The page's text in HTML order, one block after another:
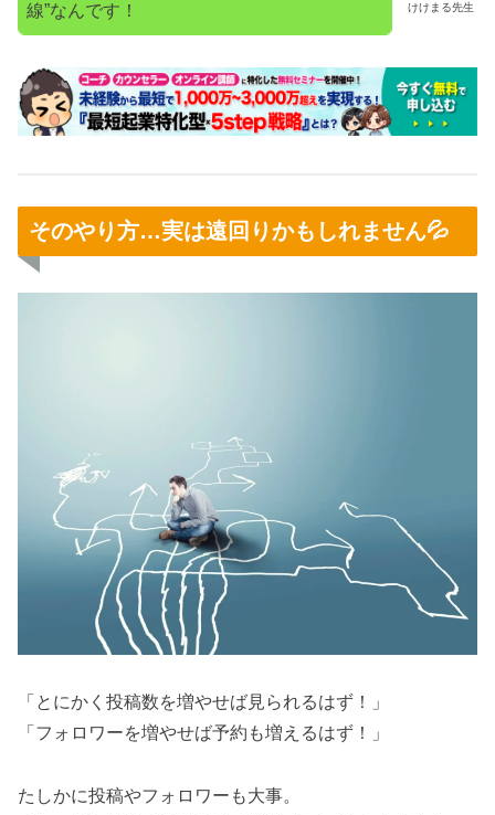
けけまる先生
線”なんです！
そのやり方…実は遠回りかもしれません💦
「とにかく投稿数を増やせば見られるはず！」
「フォロワーを増やせば予約も増えるはず！」
たしかに投稿やフォロワーも大事。